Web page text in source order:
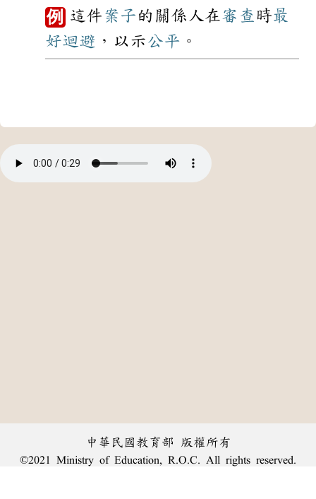
例 這件 案子 的關係人在審查 時最
好迴避 ，以示公平 。
中華民國教育部 版權所有
©2021 Ministry of Education, R.O.C. All rights reserved.